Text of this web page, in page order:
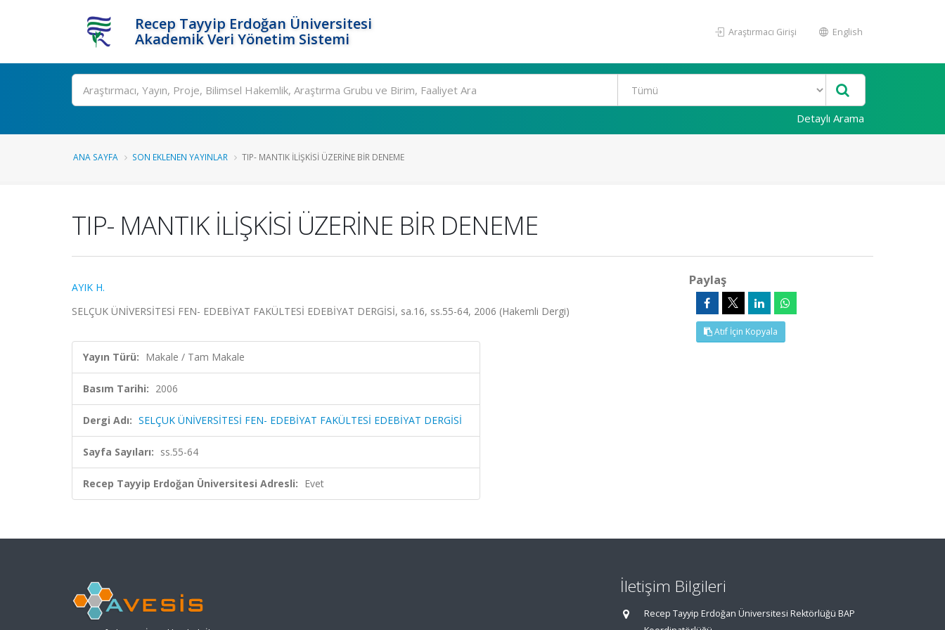
Recep Tayyip Erdoğan Üniversitesi
Akademik Veri Yönetim Sistemi
Araştırmacı Girişi English
Ara
Detaylı Arama
ANA SAYFA SON EKLENEN YAYINLAR TIP- MANTIK İLİŞKİSİ ÜZERİNE BİR DENEME
TIP- MANTIK İLİŞKİSİ ÜZERİNE BİR DENEME
AYIK H.
SELÇUK ÜNİVERSİTESİ FEN- EDEBİYAT FAKÜLTESİ EDEBİYAT DERGİSİ, sa.16, ss.55-64, 2006 (Hakemli Dergi)
Yayın Türü: Makale / Tam Makale
Basım Tarihi: 2006
Dergi Adı: SELÇUK ÜNİVERSİTESİ FEN- EDEBİYAT FAKÜLTESİ EDEBİYAT DERGİSİ
Sayfa Sayıları: ss.55-64
Recep Tayyip Erdoğan Üniversitesi Adresli: Evet
Paylaş
Atıf İçin Kopyala
İletişim Bilgileri
Recep Tayyip Erdoğan Üniversitesi Rektörlüğü BAP